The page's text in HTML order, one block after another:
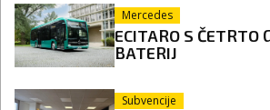
Mercedes
ECITARO S ČETRTO
BATERIJ
Subvencije